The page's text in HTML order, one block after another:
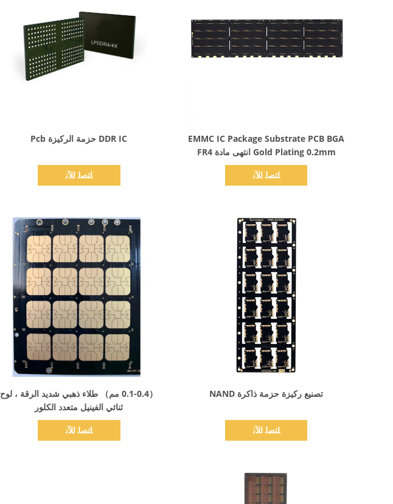
DDR IC حزمة الركيزة Pcb
ﺎﺘﺼﻟ ﺍﻶﻧ
EMMC IC Package Substrate PCB BGA
Gold Plating 0.2mm انتهى مادة FR4
ﺎﺘﺼﻟ ﺍﻶﻧ
（0.1-0.4 مم） طلاء ذهبي شديد الرقة ، لوح
ثنائي الفينيل متعدد الكلور
ﺎﺘﺼﻟ ﺍﻶﻧ
تصنيع ركيزة حزمة ذاكرة NAND
ﺎﺘﺼﻟ ﺍﻶﻧ